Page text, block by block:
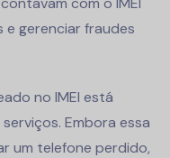
gerenciar fraudes
no IMEI está
Embora essa
um telefone perdido,